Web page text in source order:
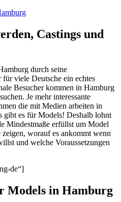
Castings und
durch seine
viele Deutsche ein echtes
Besucher kommen in Hamburg
Je mehr interessante
die mit Medien arbeiten in
gibt es für Models! Deshalb lohnt
Mindestmaße erfüllst um Model
worauf es ankommt wenn
und welche Voraussetzungen
de“]
Models in Hamburg